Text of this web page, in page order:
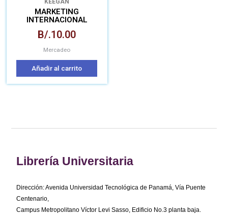
MARKETING
INTERNACIONAL
B/.10.00
Mercadeo
Añadir al carrito
Librería Universitaria
Dirección: Avenida Universidad Tecnológica de Panamá, Vía Puente
Centenario,
Campus Metropolitano Víctor Levi Sasso, Edificio No.3 planta baja.